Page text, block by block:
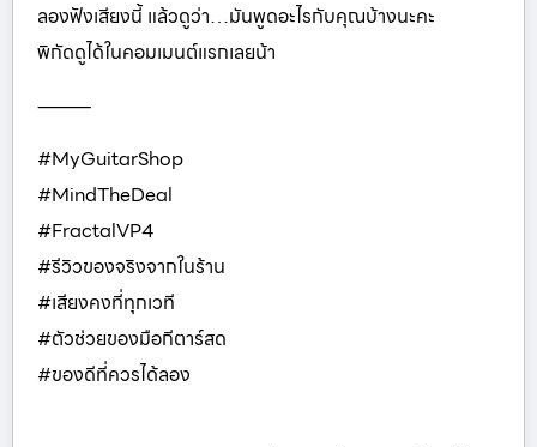
ลองฟังเสียงนี้ แล้วดูว่า…มันพูดอะไรกับคุณบ้างนะคะ
พิกัดดูได้ในคอมเมนต์แรกเลยน้า
⸻
#MyGuitarShop
#MindTheDeal
#FractalVP4
#รีวิวของจริงจากในร้าน
#เสียงคงที่ทุกเวที
#ตัวช่วยของมือกีตาร์สด
#ของดีที่ควรได้ลอง